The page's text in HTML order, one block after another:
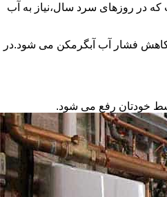
در روزهای سرد سال،نیاز به آب
فشار آب آبگرمکن می شود.در
خودتان رفع می شود.